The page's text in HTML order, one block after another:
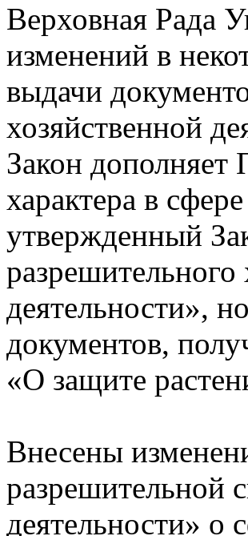
Верховная Рада
изменений в
выдачи
хозяйственной
Закон дополняет
характера в
утвержденный
разрешительного
деятельности»,
документов,
«О защите
Внесены
разрешительной
деятельности» о